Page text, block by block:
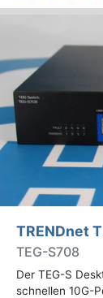
TRENDnet
TEG-S708
Der TEG-S
schnellen 10G-